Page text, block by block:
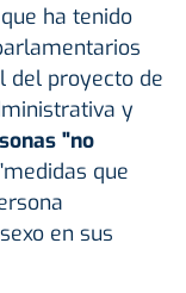
ha tenido
del proyecto de
y
"no
que
en sus